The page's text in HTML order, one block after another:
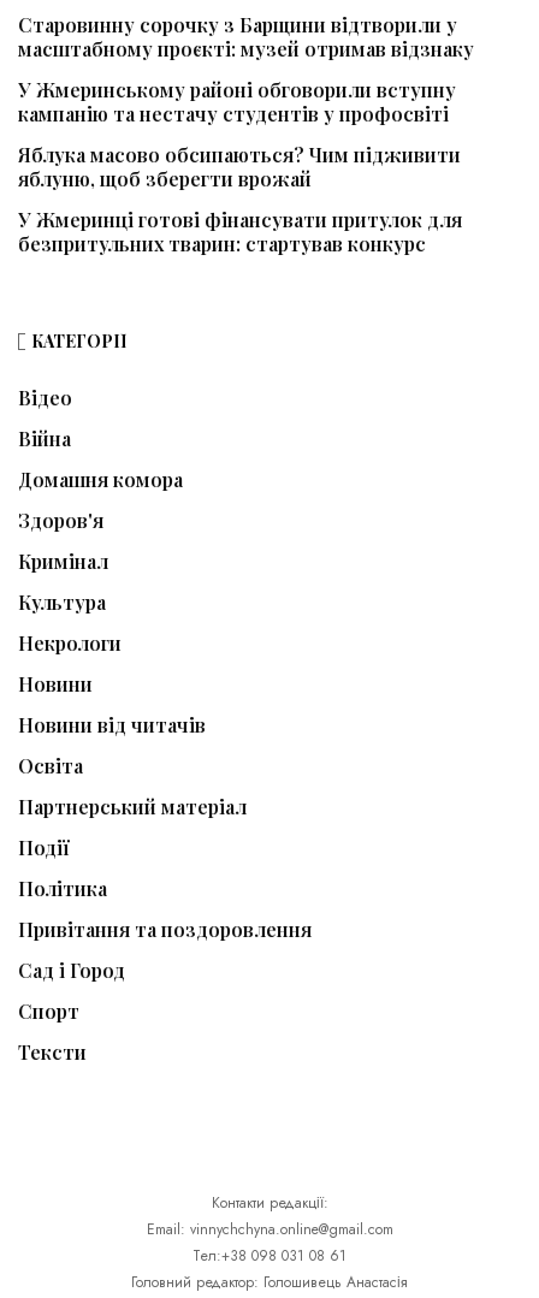
Старовинну сорочку з Барщини відтворили у
масштабному проєкті: музей отримав відзнаку
У Жмеринському районі обговорили вступну
кампанію та нестачу студентів у профосвіті
Яблука масово обсипаються? Чим підживити
яблуню, щоб зберегти врожай
У Жмеринці готові фінансувати притулок для
безпритульних тварин: стартував конкурс
КАТЕГОРІЇ
Відео
Війна
Домашня комора
Здоров'я
Кримінал
Культура
Некрологи
Новини
Новини від читачів
Освіта
Партнерський матеріал
Події
Політика
Привітання та поздоровлення
Сад і Город
Спорт
Тексти
Контакти редакції:
Email: vinnychchyna.online@gmail.com
Тел:+38 098 031 08 61
Головний редактор: Голошивець Анастасія